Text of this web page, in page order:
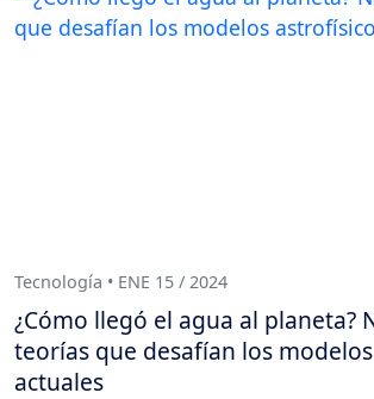
Tecnología • ENE 15 / 2024
¿Cómo llegó el agua al planeta?
teorías que desafían los
actuales